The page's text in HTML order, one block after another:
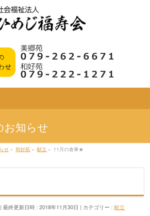
お知らせ
せ » 和好苑 » 献立 » 11月の食事★
最終更新日時 : 2018年11月30日 カテゴリー :献立